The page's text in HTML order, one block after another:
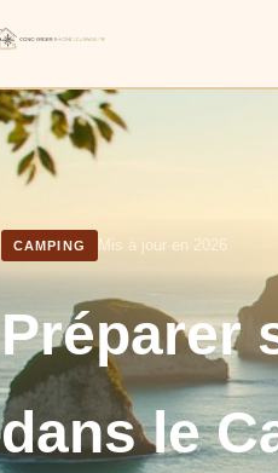
CAMPING Mis à jour en 2026
Préparer
dans le